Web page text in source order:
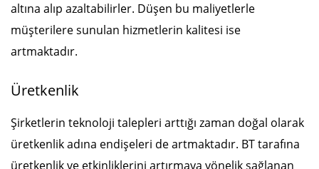
altına alıp azaltabilirler. Düşen bu maliyetlerle
müşterilere sunulan hizmetlerin kalitesi ise
artmaktadır.
Üretkenlik
Şirketlerin teknoloji talepleri arttığı zaman doğal olarak
üretkenlik adına endişeleri de artmaktadır. BT tarafına
üretkenlik ve etkinliklerini artırmaya yönelik sağlanan